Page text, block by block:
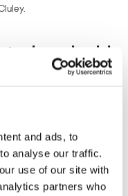
and ads, to
analyse our traffic.
use of our site with
partners who
al creador del
con